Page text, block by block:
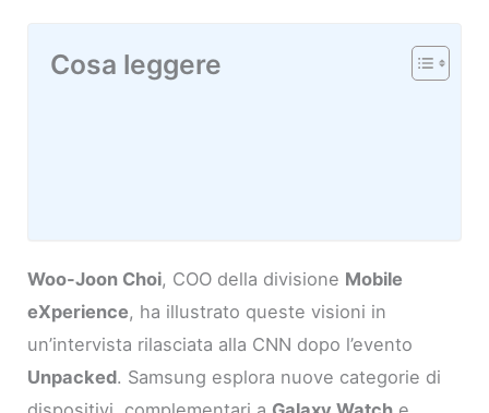
Cosa leggere
Woo-Joon Choi, COO della divisione Mobile
eXperience, ha illustrato queste visioni in
un’intervista rilasciata alla CNN dopo l’evento
Unpacked. Samsung esplora nuove categorie di